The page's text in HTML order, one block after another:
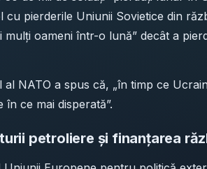
cu pierderile Uniunii Sovietice din
oameni într-o lună” decât a
NATO a spus că, „în timp ce
în ce mai disperată”.
petroliere și finanțarea